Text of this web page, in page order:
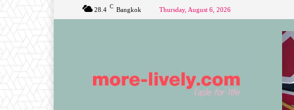
28.4 C Bangkok Thursday, August 6, 2026